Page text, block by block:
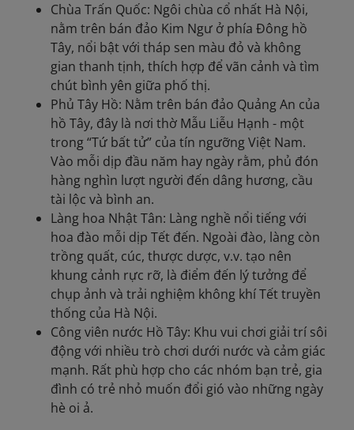
Chùa Trấn Quốc: Ngôi chùa cổ nhất Hà Nội,
nằm trên bán đảo Kim Ngư ở phía Đông hồ
Tây, nổi bật với tháp sen màu đỏ và không
gian thanh tịnh, thích hợp để vãn cảnh và tìm
chút bình yên giữa phố thị.
Phủ Tây Hồ: Nằm trên bán đảo Quảng An của
hồ Tây, đây là nơi thờ Mẫu Liễu Hạnh - một
trong “Tứ bất tử” của tín ngưỡng Việt Nam.
Vào mỗi dịp đầu năm hay ngày rằm, phủ đón
hàng nghìn lượt người đến dâng hương, cầu
tài lộc và bình an.
Làng hoa Nhật Tân: Làng nghề nổi tiếng với
hoa đào mỗi dịp Tết đến. Ngoài đào, làng còn
trồng quất, cúc, thược dược, v.v. tạo nên
khung cảnh rực rỡ, là điểm đến lý tưởng để
chụp ảnh và trải nghiệm không khí Tết truyền
thống của Hà Nội.
Công viên nước Hồ Tây: Khu vui chơi giải trí sôi
động với nhiều trò chơi dưới nước và cảm giác
mạnh. Rất phù hợp cho các nhóm bạn trẻ, gia
đình có trẻ nhỏ muốn đổi gió vào những ngày
hè oi ả.